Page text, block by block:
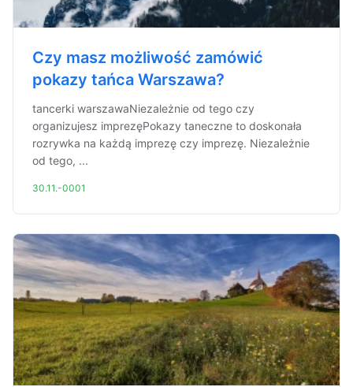
Czy masz możliwość zamówić
pokazy tańca Warszawa?
tancerki warszawaNiezależnie od tego czy
organizujesz imprezęPokazy taneczne to doskonała
rozrywka na każdą imprezę czy imprezę. Niezależnie
od tego, ...
30.11.-0001